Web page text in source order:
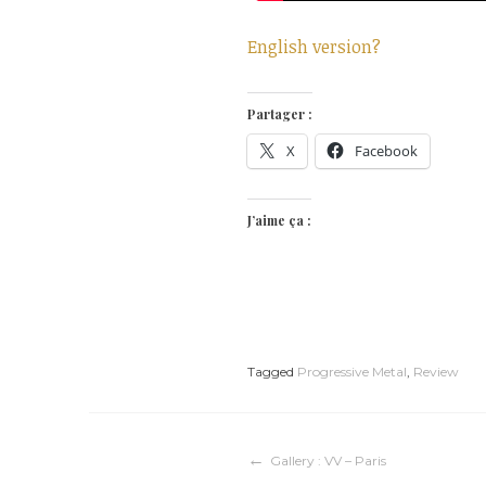
English version?
Partager :
X Facebook
J’aime ça :
Tagged Progressive Metal Review
Navigation
Gallery : VV – Paris